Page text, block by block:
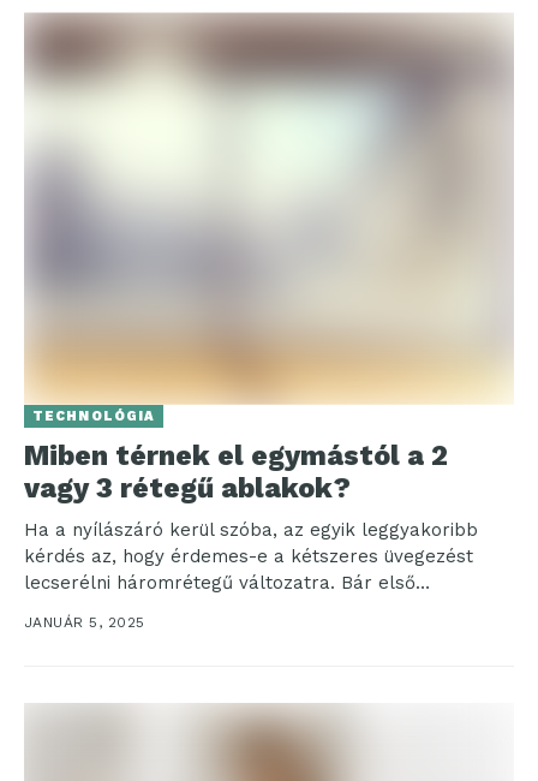
TECHNOLÓGIA
Miben térnek el egymástól a 2
vagy 3 rétegű ablakok?
Ha a nyílászáró kerül szóba, az egyik leggyakoribb
kérdés az, hogy érdemes-e a kétszeres üvegezést
lecserélni háromrétegű változatra. Bár első
pillantásra a különbség...
JANUÁR 5, 2025